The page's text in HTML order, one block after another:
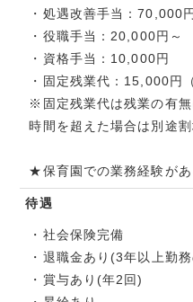
・処遇改善手当：70,000
・役職手当：20,000円～
・資格手当：10,000円
・固定残業代：15,000円
※固定残業代は残業の有
時間を超えた場合は別途割
★保育園での業務経験が
待遇
・社会保険完備
・退職金あり(3年以上勤
・賞与あり(年2回)